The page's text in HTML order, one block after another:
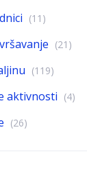
(11)
(21)
(119)
aktivnosti (4)
(26)